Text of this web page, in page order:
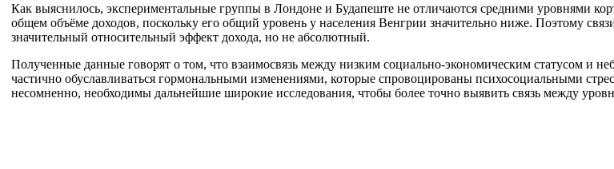
Как выяснилось, экспериментальные группы в Лондоне и Будапеште не отличаются средними уровнями
общем объёме доходов, поскольку его общий уровень у населения Венгрии значительно ниже. Поэтому
значительный относительный эффект дохода, но не абсолютный.
Полученные данные говорят о том, что взаимосвязь между низким социально-экономическим статусом и
частично обуславливаться гормональными изменениями, которые спровоцированы психосоциальными
несомненно, необходимы дальнейшие широкие исследования, чтобы более точно выявить связь между